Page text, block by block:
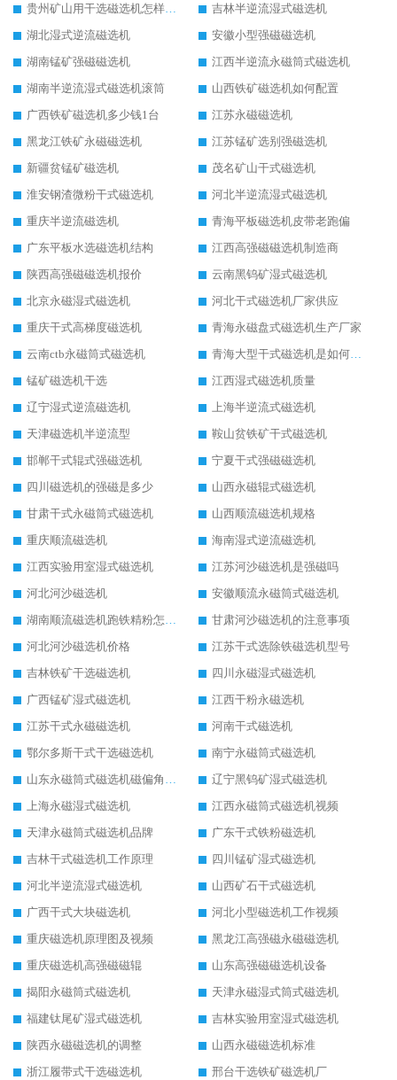
贵州矿山用干选磁选机怎样调磁
吉林半逆流湿式磁选机
湖北湿式逆流磁选机
安徽小型强磁磁选机
湖南锰矿强磁磁选机
江西半逆流永磁筒式磁选机
湖南半逆流湿式磁选机滚筒
山西铁矿磁选机如何配置
广西铁矿磁选机多少钱1台
江苏永磁磁选机
黑龙江铁矿永磁磁选机
江苏锰矿选别强磁选机
新疆贫锰矿磁选机
茂名矿山干式磁选机
淮安钢渣微粉干式磁选机
河北半逆流湿式磁选机
重庆半逆流磁选机
青海平板磁选机皮带老跑偏
广东平板水选磁选机结构
江西高强磁磁选机制造商
陕西高强磁磁选机报价
云南黑钨矿湿式磁选机
北京永磁湿式磁选机
河北干式磁选机厂家供应
重庆干式高梯度磁选机
青海永磁盘式磁选机生产厂家
云南ctb永磁筒式磁选机
青海大型干式磁选机是如何选矿的
锰矿磁选机干选
江西湿式磁选机质量
辽宁湿式逆流磁选机
上海半逆流式磁选机
天津磁选机半逆流型
鞍山贫铁矿干式磁选机
邯郸干式辊式强磁选机
宁夏干式强磁磁选机
四川磁选机的强磁是多少
山西永磁辊式磁选机
甘肃干式永磁筒式磁选机
山西顺流磁选机规格
重庆顺流磁选机
海南湿式逆流磁选机
江西实验用室湿式磁选机
江苏河沙磁选机是强磁吗
河北河沙磁选机
安徽顺流永磁筒式磁选机
湖南顺流磁选机跑铁精粉怎么处理
甘肃河沙磁选机的注意事项
河北河沙磁选机价格
江苏干式选除铁磁选机型号
吉林铁矿干选磁选机
四川永磁湿式磁选机
广西锰矿湿式磁选机
江西干粉永磁选机
江苏干式永磁磁选机
河南干式磁选机
鄂尔多斯干式干选磁选机
南宁永磁筒式磁选机
山东永磁筒式磁选机磁偏角怎么调整
辽宁黑钨矿湿式磁选机
上海永磁湿式磁选机
江西永磁筒式磁选机视频
天津永磁筒式磁选机品牌
广东干式铁粉磁选机
吉林干式磁选机工作原理
四川锰矿湿式磁选机
河北半逆流湿式磁选机
山西矿石干式磁选机
广西干式大块磁选机
河北小型磁选机工作视频
重庆磁选机原理图及视频
黑龙江高强磁永磁磁选机
重庆磁选机高强磁磁辊
山东高强磁磁选机设备
揭阳永磁筒式磁选机
天津永磁湿式筒式磁选机
福建钛尾矿湿式磁选机
吉林实验用室湿式磁选机
陕西永磁磁选机的调整
山西永磁磁选机标准
浙江履带式干选磁选机
邢台干选铁矿磁选机厂